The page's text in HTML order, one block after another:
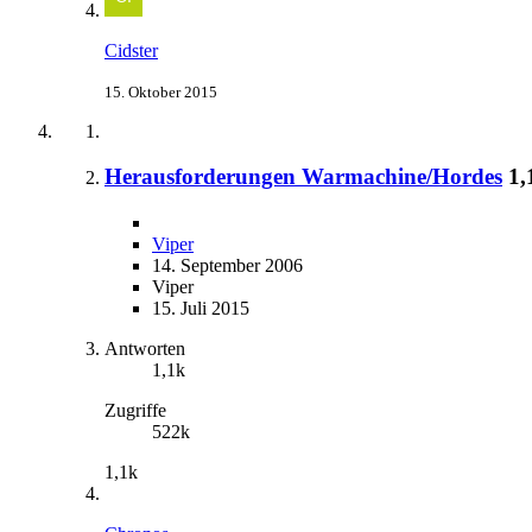
Cidster
15. Oktober 2015
Herausforderungen Warmachine/Hordes
Viper
14. September 2006
Viper
15. Juli 2015
Antworten
1,1k
Zugriffe
522k
1,1k